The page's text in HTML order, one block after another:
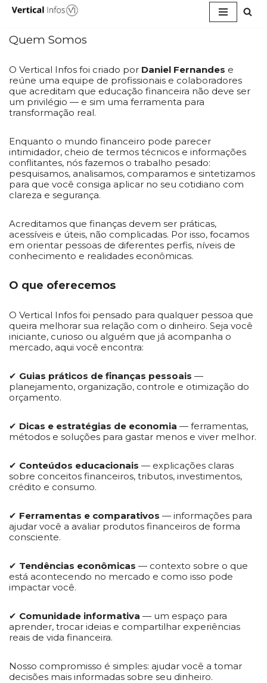
para
o
Quem Somos
O Vertical Infos foi criado por Daniel Fernandes e
reúne uma equipe de profissionais e colaboradores
que acreditam que educação financeira não deve ser
um privilégio — e sim uma ferramenta para
transformação real.
Enquanto o mundo financeiro pode parecer
intimidador, cheio de termos técnicos e informações
conflitantes, nós fazemos o trabalho pesado:
pesquisamos, analisamos, comparamos e sintetizamos
para que você consiga aplicar no seu cotidiano com
clareza e segurança.
Acreditamos que finanças devem ser práticas,
acessíveis e úteis, não complicadas. Por isso, focamos
em orientar pessoas de diferentes perfis, níveis de
conhecimento e realidades econômicas.
O que oferecemos
O Vertical Infos foi pensado para qualquer pessoa que
queira melhorar sua relação com o dinheiro. Seja você
iniciante, curioso ou alguém que já acompanha o
mercado, aqui você encontra:
✔ Guias práticos de finanças pessoais —
planejamento, organização, controle e otimização do
orçamento.
✔ Dicas e estratégias de economia — ferramentas,
métodos e soluções para gastar menos e viver melhor.
✔ Conteúdos educacionais — explicações claras
sobre conceitos financeiros, tributos, investimentos,
crédito e consumo.
✔ Ferramentas e comparativos — informações para
ajudar você a avaliar produtos financeiros de forma
consciente.
✔ Tendências econômicas — contexto sobre o que
está acontecendo no mercado e como isso pode
impactar você.
✔ Comunidade informativa — um espaço para
aprender, trocar ideias e compartilhar experiências
reais de vida financeira.
Nosso compromisso é simples: ajudar você a tomar
decisões mais informadas sobre seu dinheiro.